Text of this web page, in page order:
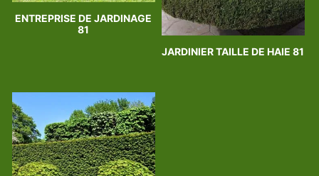
ENTREPRISE DE JARDINAGE
81
JARDINIER TAILLE DE HAIE 81